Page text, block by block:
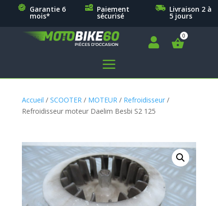
Garantie 6
mois*
Paiement
sécurisé
Livraison 2 à
5 jours

a
Accueil / SCOOTER / MOTEUR / Refroidisseur/
Refroidisseur moteur Daelim Besbi S2 125